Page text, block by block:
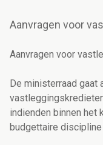
Aanvragen voor
Aanvragen voor
De ministerraad
indienden binnen het
budgettaire